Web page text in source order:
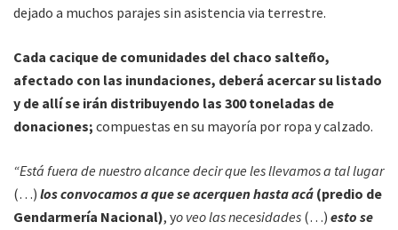
dejado a muchos parajes sin asistencia via terrestre.
Cada cacique de comunidades del chaco salteño,
afectado con las inundaciones, deberá acercar su listado
y de allí se irán distribuyendo las 300 toneladas de
donaciones; compuestas en su mayoría por ropa y calzado.
“Está fuera de nuestro alcance decir que les llevamos a tal lugar
(…) los convocamos a que se acerquen hasta acá (predio de
Gendarmería Nacional), yo veo las necesidades (…) esto se